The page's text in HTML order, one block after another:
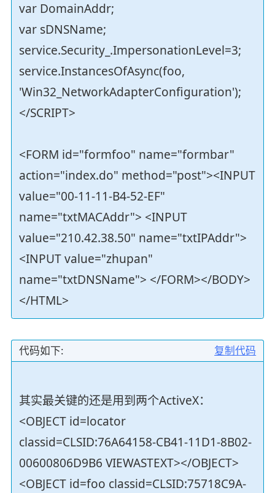
var DomainAddr;
var sDNSName;
service.Security_.ImpersonationLevel=3;
service.InstancesOfAsync(foo,
'Win32_NetworkAdapterConfiguration');
</SCRIPT>
<FORM id="formfoo" name="formbar"
action="index.do" method="post"><INPUT
value="00-11-11-B4-52-EF"
name="txtMACAddr"> <INPUT
value="210.42.38.50" name="txtIPAddr">
<INPUT value="zhupan"
name="txtDNSName"> </FORM></BODY>
</HTML>
复制代码
代码如下:
其实最关键的还是用到两个ActiveX：
<OBJECT id=locator
classid=CLSID:76A64158-CB41-11D1-8B02-
00600806D9B6 VIEWASTEXT></OBJECT>
<OBJECT id=foo classid=CLSID:75718C9A-